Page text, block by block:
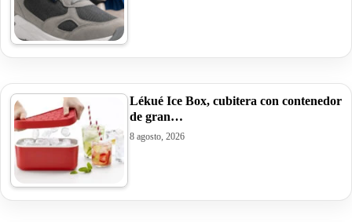
Lékué Ice Box, cubitera con contenedor
de gran…
8 agosto, 2026